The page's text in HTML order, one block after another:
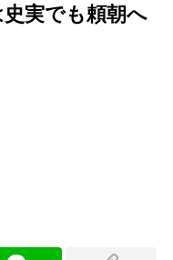
史実でも頼朝へ